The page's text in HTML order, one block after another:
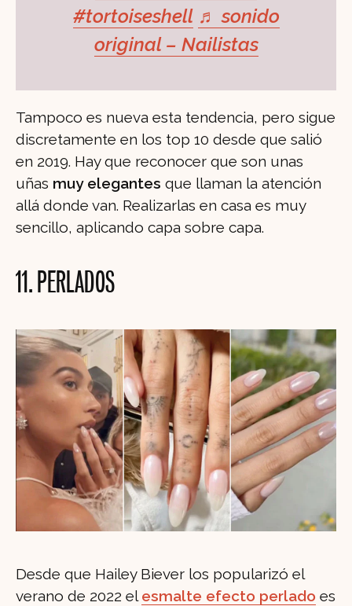
#tortoiseshell ♬ sonido
original – Nailistas
Tampoco es nueva esta tendencia, pero sigue
discretamente en los top 10 desde que salió
en 2019. Hay que reconocer que son unas
uñas muy elegantes que llaman la atención
allá donde van. Realizarlas en casa es muy
sencillo, aplicando capa sobre capa.
11. PERLADOS
Desde que Hailey Biever los popularizó el
verano de 2022 el esmalte efecto perlado es